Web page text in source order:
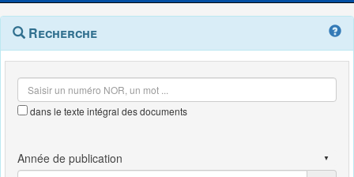
Navigation
outils
Menu
contextuel
Recherche
dans le texte intégral des documents